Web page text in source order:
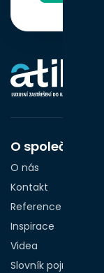
O společnosti
O nás
Kontakt
Reference
Inspirace
Videa
Slovník pojmů